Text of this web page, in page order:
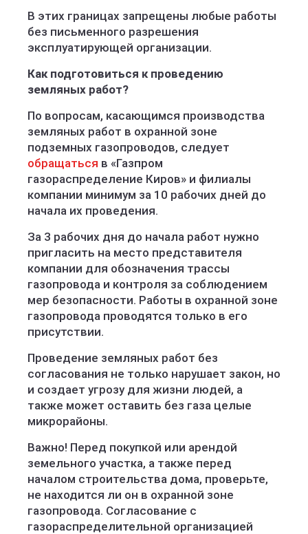
В этих границах запрещены любые работы
без письменного разрешения
эксплуатирующей организации.
Как подготовиться к проведению
земляных работ?
По вопросам, касающимся производства
земляных работ в охранной зоне
подземных газопроводов, следует
обращаться в «Газпром
газораспределение Киров» и филиалы
компании минимум за 10 рабочих дней до
начала их проведения.
За 3 рабочих дня до начала работ нужно
пригласить на место представителя
компании для обозначения трассы
газопровода и контроля за соблюдением
мер безопасности. Работы в охранной зоне
газопровода проводятся только в его
присутствии.
Проведение земляных работ без
согласования не только нарушает закон, но
и создает угрозу для жизни людей, а
также может оставить без газа целые
микрорайоны.
Важно! Перед покупкой или арендой
земельного участка, а также перед
началом строительства дома, проверьте,
не находится ли он в охранной зоне
газопровода. Согласование с
газораспределительной организацией